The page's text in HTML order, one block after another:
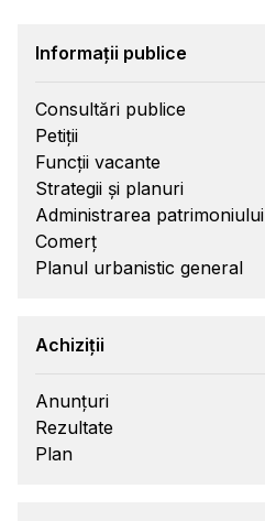
Informații publice
Consultări publice
Petiții
Funcții vacante
Strategii și planuri
Administrarea patrimoniului
Comerț
Planul urbanistic general
Achiziții
Anunțuri
Rezultate
Plan